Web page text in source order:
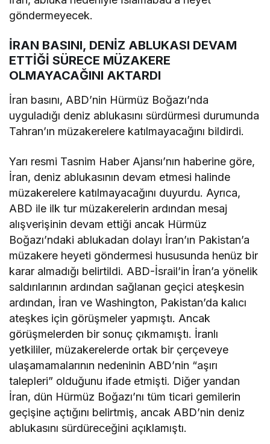
göndermeyecek.
İRAN BASINI, DENİZ ABLUKASI DEVAM
ETTİĞİ SÜRECE MÜZAKERE
OLMAYACAĞINI AKTARDI
İran basını, ABD’nin Hürmüz Boğazı’nda
uyguladığı deniz ablukasını sürdürmesi durumunda
Tahran’ın müzakerelere katılmayacağını bildirdi.
Yarı resmi Tasnim Haber Ajansı’nın haberine göre,
İran, deniz ablukasının devam etmesi halinde
müzakerelere katılmayacağını duyurdu. Ayrıca,
ABD ile ilk tur müzakerelerin ardından mesaj
alışverişinin devam ettiği ancak Hürmüz
Boğazı’ndaki ablukadan dolayı İran’ın Pakistan’a
müzakere heyeti göndermesi hususunda henüz bir
karar almadığı belirtildi. ABD-İsrail’in İran’a yönelik
saldırılarının ardından sağlanan geçici ateşkesin
ardından, İran ve Washington, Pakistan’da kalıcı
ateşkes için görüşmeler yapmıştı. Ancak
görüşmelerden bir sonuç çıkmamıştı. İranlı
yetkililer, müzakerelerde ortak bir çerçeveye
ulaşamamalarının nedeninin ABD’nin “aşırı
talepleri” olduğunu ifade etmişti. Diğer yandan
İran, dün Hürmüz Boğazı’nı tüm ticari gemilerin
geçişine açtığını belirtmiş, ancak ABD’nin deniz
ablukasını sürdüreceğini açıklamıştı.